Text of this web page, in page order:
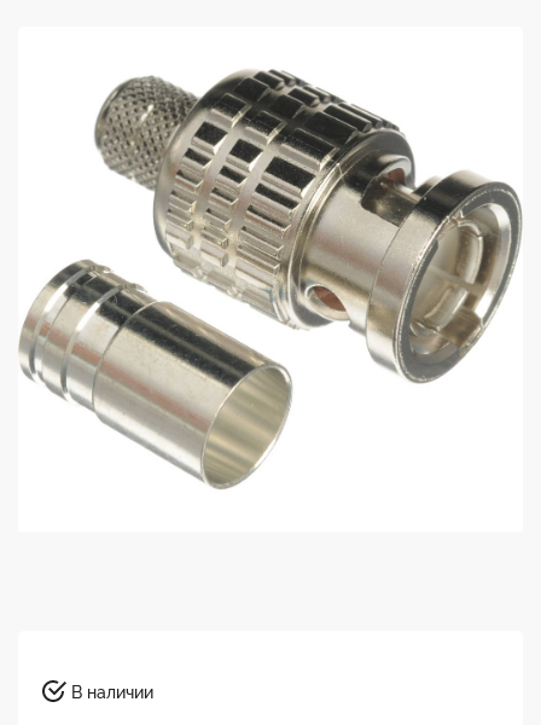
В наличии